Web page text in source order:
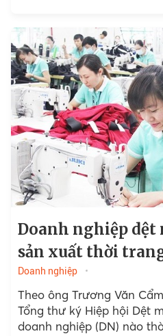
Doanh nghiệp dệt
sản xuất thời
Doanh nghiệp
Theo ông Trương Văn
Tổng thư ký Hiệp hội Dệt
doanh nghiệp (DN) nào